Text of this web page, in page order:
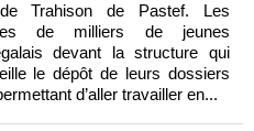
Trahison de Pastef. Les
de milliers de jeunes
devant la structure qui
le dépôt de leurs dossiers
d’aller travailler en...